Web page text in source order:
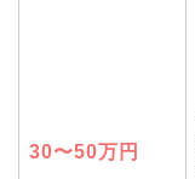
30〜50万円